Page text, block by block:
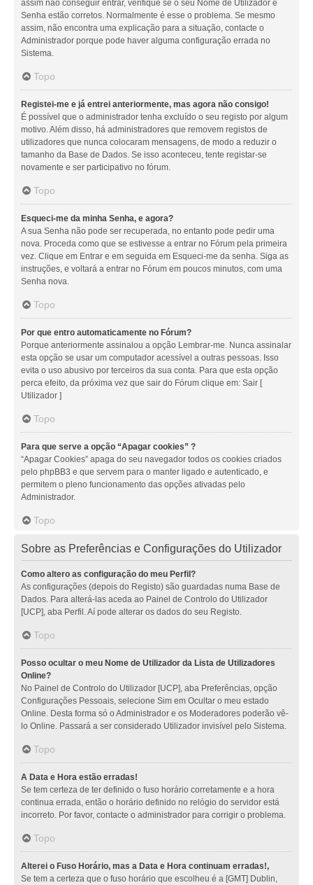
assim não conseguir entrar, verifique se o seu Nome de Utilizador e
Senha estão corretos. Normalmente é esse o problema. Se mesmo
assim, não encontra uma explicação para a situação, contacte o
Administrador porque pode haver alguma configuração errada no
Sistema.
Topo
Registei-me e já entrei anteriormente, mas agora não consigo!
É possível que o administrador tenha excluído o seu registo por algum
motivo. Além disso, há administradores que removem registos de
utilizadores que nunca colocaram mensagens, de modo a reduzir o
tamanho da Base de Dados. Se isso aconteceu, tente registar-se
novamente e ser participativo no fórum.
Topo
Esqueci-me da minha Senha, e agora?
A sua Senha não pode ser recuperada, no entanto pode pedir uma
nova. Proceda como que se estivesse a entrar no Fórum pela primeira
vez. Clique em Entrar e em seguida em Esqueci-me da senha. Siga as
instruções, e voltará a entrar no Fórum em poucos minutos, com uma
Senha nova.
Topo
Por que entro automaticamente no Fórum?
Porque anteriormente assinalou a opção Lembrar-me. Nunca assinalar
esta opção se usar um computador acessível a outras pessoas. Isso
evita o uso abusivo por terceiros da sua conta. Para que esta opção
perca efeito, da próxima vez que sair do Fórum clique em: Sair [
Utilizador ]
Topo
Para que serve a opção “Apagar cookies” ?
“Apagar Cookies” apaga do seu navegador todos os cookies criados
pelo phpBB3 e que servem para o manter ligado e autenticado, e
permitem o pleno funcionamento das opções ativadas pelo
Administrador.
Topo
Sobre as Preferências e Configurações do Utilizador
Como altero as configuração do meu Perfil?
As configurações (depois do Registo) são guardadas numa Base de
Dados. Para alterá-las aceda ao Painel de Controlo do Utilizador
[UCP], aba Perfil. Aí pode alterar os dados do seu Registo.
Topo
Posso ocultar o meu Nome de Utilizador da Lista de Utilizadores
Online?
No Painel de Controlo do Utilizador [UCP], aba Preferências, opção
Configurações Pessoais, selecione Sim em Ocultar o meu estado
Online. Desta forma só o Administrador e os Moderadores poderão vê-
lo Online. Passará a ser considerado Utilizador invisível pelo Sistema.
Topo
A Data e Hora estão erradas!
Se tem certeza de ter definido o fuso horário corretamente e a hora
continua errada, então o horário definido no relógio do servidor está
incorreto. Por favor, contacte o administrador para corrigir o problema.
Topo
Alterei o Fuso Horário, mas a Data e Hora continuam erradas!,
Se tem a certeza que o fuso horário que escolheu é a [GMT] Dublin,